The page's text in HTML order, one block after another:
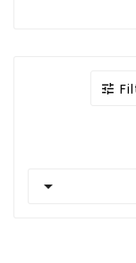
morbide e

